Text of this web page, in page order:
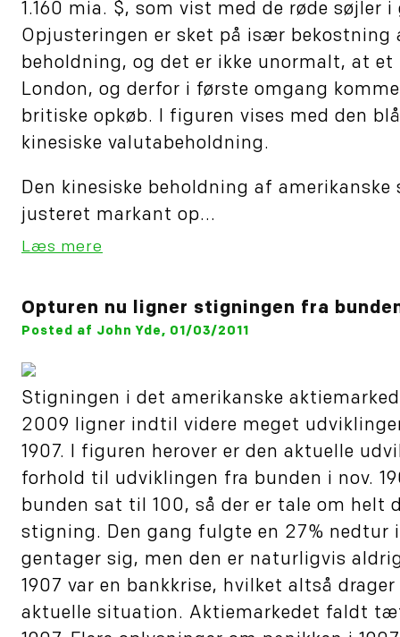
1.160 mia. $, som vist med de røde søjler i
Opjusteringen er sket på især bekostning
beholdning, og det er ikke unormalt, at et
London, og derfor i første omgang
britiske opkøb. I figuren vises med den
kinesiske valutabeholdning.
Den kinesiske beholdning af
justeret markant op...
Læs mere
Opturen nu ligner stigningen fra
Posted af John Yde, 01/03/2011
Stigningen i det amerikanske
2009 ligner indtil videre meget
1907. I figuren herover er den aktuelle
forhold til udviklingen fra bunden i nov.
bunden sat til 100, så der er tale om helt
stigning. Den gang fulgte en 27% nedtur
gentager sig, men den er naturligvis
1907 var en bankkrise, hvilket altså
aktuelle situation. Aktiemarkedet faldt